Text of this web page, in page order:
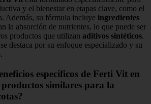
y el bienestar en etapas clave, como el
Además, su fórmula incluye ingredientes
la absorción de nutrientes, lo que puede ser
productos que utilizan aditivos sintéticos.
se destaca por su enfoque especializado y su
específicos de Ferti Vit en
similares para la